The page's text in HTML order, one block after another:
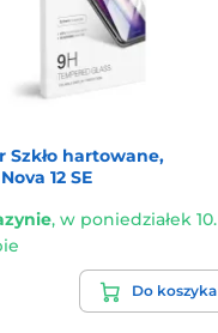
Szkło hartowane,
12 SE
,w poniedziałek 10.
Do koszyka